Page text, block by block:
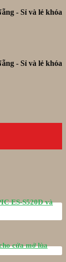
- Sỉ và lẻ khóa
- Sỉ và lẻ khóa
ES-S520D và
cửa mở lùa